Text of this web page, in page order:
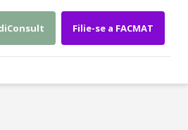
Filie-se a FACMAT